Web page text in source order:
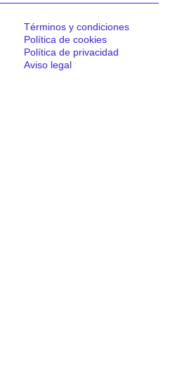
Términos y condiciones
Política de cookies
Política de privacidad
Aviso legal